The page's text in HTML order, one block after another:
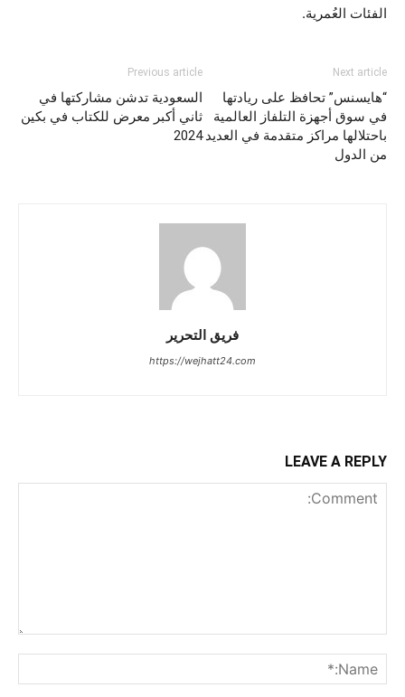
الفئات العُمرية.
Previous article
السعودية تدشن مشاركتها في
ثاني أكبر معرض للكتاب في بكين
2024
Next article
“هايسنس” تحافظ على ريادتها
في سوق أجهزة التلفاز العالمية
باحتلالها مراكز متقدمة في العديد
من الدول
فريق التحرير
https://wejhatt24.com
LEAVE A REPLY